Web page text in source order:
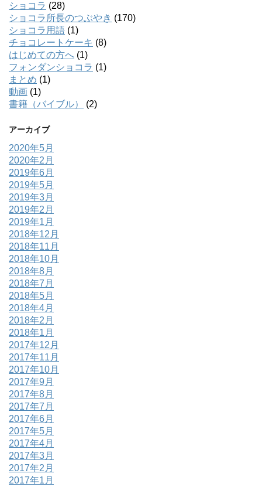
ショコラ (28)
ショコラ所長のつぶやき (170)
ショコラ用語 (1)
チョコレートケーキ (8)
はじめての方へ (1)
フォンダンショコラ (1)
まとめ (1)
動画 (1)
書籍（バイブル）
(2)
アーカイブ
2020年5月
2020年2月
2019年6月
2019年5月
2019年3月
2019年2月
2019年1月
2018年12月
2018年11月
2018年10月
2018年8月
2018年7月
2018年5月
2018年4月
2018年2月
2018年1月
2017年12月
2017年11月
2017年10月
2017年9月
2017年8月
2017年7月
2017年6月
2017年5月
2017年4月
2017年3月
2017年2月
2017年1月